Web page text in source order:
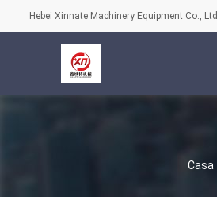
Hebei Xinnate Machinery Equipment Co., Ltd
Casa